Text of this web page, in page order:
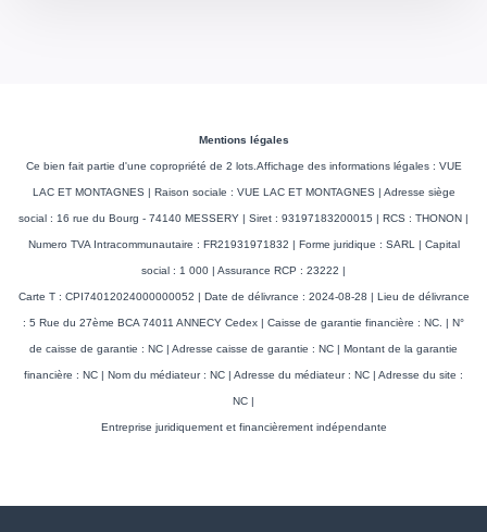
Mentions légales
Ce bien fait partie d'une copropriété de 2 lots.Affichage des informations légales : VUE
LAC ET MONTAGNES | Raison sociale : VUE LAC ET MONTAGNES | Adresse siège
social : 16 rue du Bourg - 74140 MESSERY | Siret : 93197183200015 | RCS : THONON |
Numero TVA Intracommunautaire : FR21931971832 | Forme juridique : SARL | Capital
social : 1 000 | Assurance RCP : 23222 |
Carte T : CPI74012024000000052 | Date de délivrance : 2024-08-28 | Lieu de délivrance
: 5 Rue du 27ème BCA 74011 ANNECY Cedex | Caisse de garantie financière : NC. | N°
de caisse de garantie : NC | Adresse caisse de garantie : NC | Montant de la garantie
financière : NC | Nom du médiateur : NC | Adresse du médiateur : NC | Adresse du site :
NC |
Entreprise juridiquement et financièrement indépendante